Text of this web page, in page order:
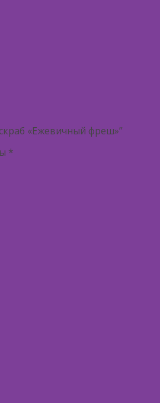
«Ежевичный фреш»”
*